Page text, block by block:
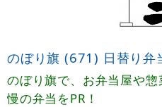
のぼり旗 (671) 日替り弁
のぼり旗で、お弁当屋や
慢の弁当をPR！